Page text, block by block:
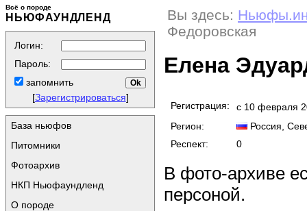
Всё о породе
НЬЮФАУНДЛЕНД
Логин:
Пароль:
запомнить
[Зарегистрироваться]
База ньюфов
Питомники
Фотоархив
НКП Ньюфаундленд
О породе
Вы здесь:
Федоровская
Елена
Регистрация:
с 10 февраля
Регион:
Россия ,
Респект:
0
В фото-архиве
персоной.